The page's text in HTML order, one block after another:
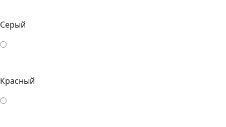
Серый
Красный